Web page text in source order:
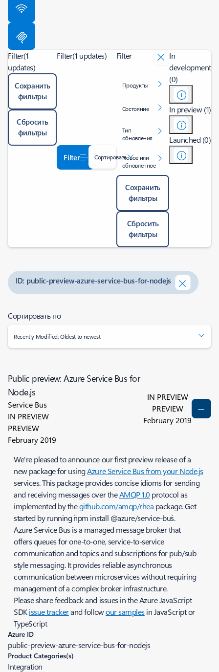
Filter(1
updates)
Сохранить
фильтры
Сбросить
фильтры
Filter(1 updates)
Filter Сортировать
Filter
Продукты
Состояние
Тип
обновления
Новое или
обновленное
Сохранить
фильтры
Сбросить
фильтры
In
development
(0)
In preview (1)
Launched (0)
ID: public-preview-azure-service-bus-for-nodejs
Сортировать по
Recently Modified: Oldest to newest
Public preview: Azure Service Bus for
Node.js
Service Bus
IN PREVIEW
PREVIEW
February 2019
IN PREVIEW
PREVIEW
February 2019
We're pleased to announce our first preview release of a
new package for usingAzure Service Bus from your Node.js
services. This package provides concise idioms for sending
and receiving messages over theAMQP 1.0 protocol as
implemented by thegithub.com/amqp/rhea package. Get
started by running `npm install @azure/service-bus`.
Azure Service Bus is a managed message broker that
offers queues for one-to-one, service-to-service
communication and topics and subscriptions for pub/sub-
style messaging. It provides reliable asynchronous
communication between microservices without requiring
management of a complex broker infrastructure.
Please share feedback and issues in the Azure JavaScript
SDKissue trackerand followour samplesin JavaScript or
TypeScript
Azure ID
public-preview-azure-service-bus-for-nodejs
Product Categories(s)
Integration